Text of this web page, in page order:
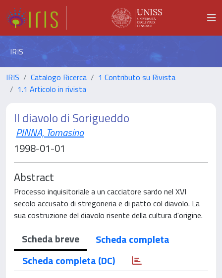
IRIS
IRIS Catalogo Ricerca
1 Contributo su Rivista
1.1 Articolo in rivista
Il diavolo di Sorigueddo
PINNA, Tomasino
1998-01-01
Abstract
Processo inquisitoriale a un cacciatore sardo nel XVI
secolo accusato di stregoneria e di patto col diavolo. La
sua costruzione del diavolo risente della cultura d'origine.
Scheda breve
Scheda completa
Scheda completa (DC)